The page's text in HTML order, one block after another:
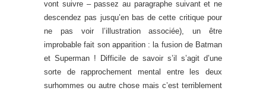
vont suivre – passez au paragraphe suivant et ne
descendez pas jusqu’en bas de cette critique pour
ne pas voir l’illustration associée), un être
improbable fait son apparition : la fusion de Batman
et Superman ! Difficile de savoir s’il s’agit d’une
sorte de rapprochement mental entre les deux
surhommes ou autre chose mais c’est terriblement